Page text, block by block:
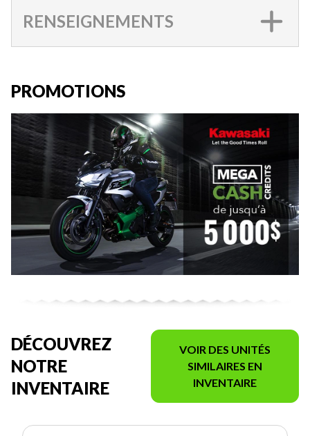
RENSEIGNEMENTS
PROMOTIONS
DÉCOUVREZ
NOTRE
INVENTAIRE
VOIR DES UNITÉS
SIMILAIRES EN
INVENTAIRE